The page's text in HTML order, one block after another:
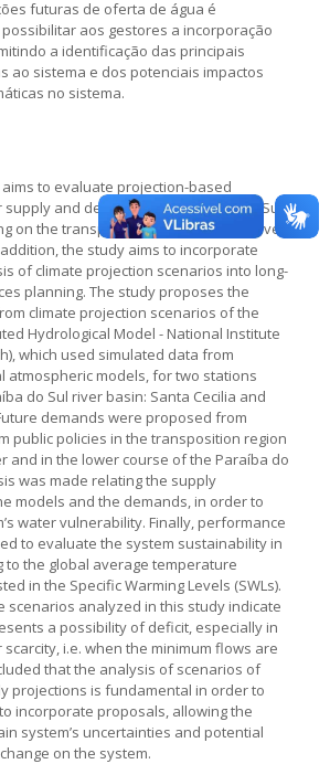
futuras de oferta de água é
aos gestores a incorporação
a identificação das principais
ao sistema e dos potenciais impactos
no sistema.
to evaluate projection-based
and demand in the Paraíba do Sul
on the transposition to the Guandu river
the study aims to incorporate
of climate projection scenarios into long-
planning. The study proposes the
climate projection scenarios of the
Hydrological Model - National Institute
which used simulated data from
atmospheric models, for two stations
do Sul river basin: Santa Cecilia and
demands were proposed from
public policies in the transposition region
and in the lower course of the Paraíba do
was made relating the supply
models and the demands, in order to
water vulnerability. Finally, performance
to evaluate the system sustainability in
the global average temperature
in the Specific Warming Levels (SWLs).
scenarios analyzed in this study indicate
a possibility of deficit, especially in
i.e. when the minimum flows are
that the analysis of scenarios of
projections is fundamental in order to
incorporate proposals, allowing the
system’s uncertainties and potential
on the system.